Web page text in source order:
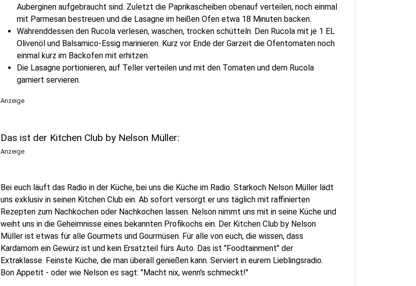
Auberginen aufgebraucht sind. Zuletzt die Paprikascheiben obenauf verteilen, noch einmal
mit Parmesan bestreuen und die Lasagne im heißen Ofen etwa 18 Minuten backen.
Währenddessen den Rucola verlesen, waschen, trocken schütteln. Den Rucola mit je 1 EL
Olivenöl und Balsamico-Essig marinieren. Kurz vor Ende der Garzeit die Ofentomaten noch
einmal kurz im Backofen mit erhitzen.
Die Lasagne portionieren, auf Teller verteilen und mit den Tomaten und dem Rucola
garniert servieren.
Anzeige
Das ist der Kitchen Club by Nelson Müller:
Anzeige
Bei euch läuft das Radio in der Küche, bei uns die Küche im Radio. Starkoch Nelson Müller lädt
uns exklusiv in seinen Kitchen Club ein. Ab sofort versorgt er uns täglich mit raffinierten
Rezepten zum Nachkochen oder Nachkochen lassen. Nelson nimmt uns mit in seine Küche und
weiht uns in die Geheimnisse eines bekannten Profikochs ein. Der Kitchen Club by Nelson
Müller ist etwas für alle Gourmets und Gourmüsen. Für alle von euch, die wissen, dass
Kardamom ein Gewürz ist und kein Ersatzteil fürs Auto. Das ist "Foodtainment" der
Extraklasse. Feinste Küche, die man überall genießen kann. Serviert in eurem Lieblingsradio.
Bon Appetit - oder wie Nelson es sagt: "Macht nix, wenn's schmeckt!"